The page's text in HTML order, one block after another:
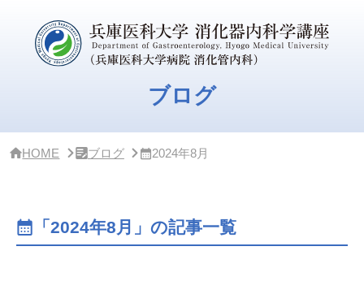
ブログ
HOME ブログ 2024年8月
「2024年8月」の記事一覧